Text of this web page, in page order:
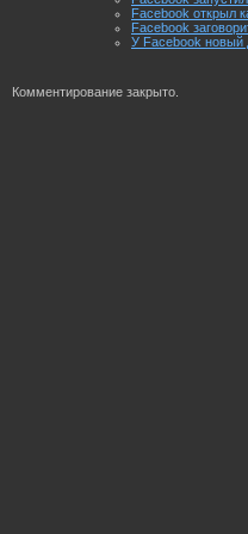
Facebook открыл
Facebook
У Facebook новый
Комментирование закрыто.